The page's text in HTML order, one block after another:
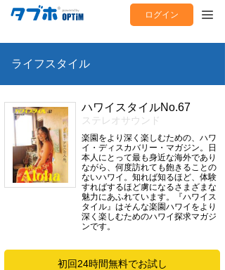
ログイン
ライフスタイル
ハワイスタイルNo.67
ステレオサウンド
楽園をより深く楽しむための、ハワ
イ・ディスカバリー・マガジン。日
本人にとって最も身近な海外であり
ながら、何度訪れても飽きることの
ないハワイ。知れば知るほど、体験
すればするほど虜になるさまざまな
魅力にあふれています。『ハワイス
タイル』はそんな楽園ハワイをより
深く楽しむためのハワイ探求マガジ
ンです。
初回24時間無料でお試し